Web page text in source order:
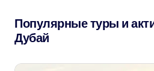
Популярные туры и
Дубай